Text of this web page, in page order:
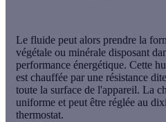
Le fluide peut alors prendre la
végétale ou minérale disposant
performance énergétique. Cette
est chauffée par une résistance
toute la surface de l'appareil. La
uniforme et peut être réglée au
thermostat.